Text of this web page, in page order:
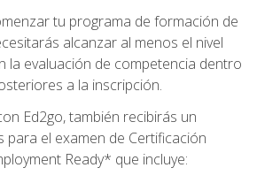
tu programa de formación de
alcanzar al menos el nivel
la evaluación de competencia dentro
a la inscripción.
Ed2go, también recibirás un
para el examen de Certificación
Ready* que incluye: